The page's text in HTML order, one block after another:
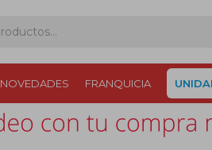
NOVEDADES FRANQUICIA